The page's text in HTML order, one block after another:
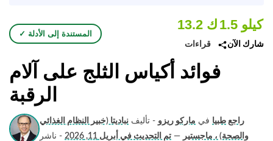
✓ المستندة إلى الأدلة
13.2 ك
قراءات
1.5 كيلو
شارك الآن
فوائد أكياس الثلج على آلام
الرقبة
راجع طبيا في ماركو ريزو - تأليف نباديتا (خبير النظام الغذائي
والصحة) ، ماجستير — تم التحديث في أبريل 11, 2026
- ناشر